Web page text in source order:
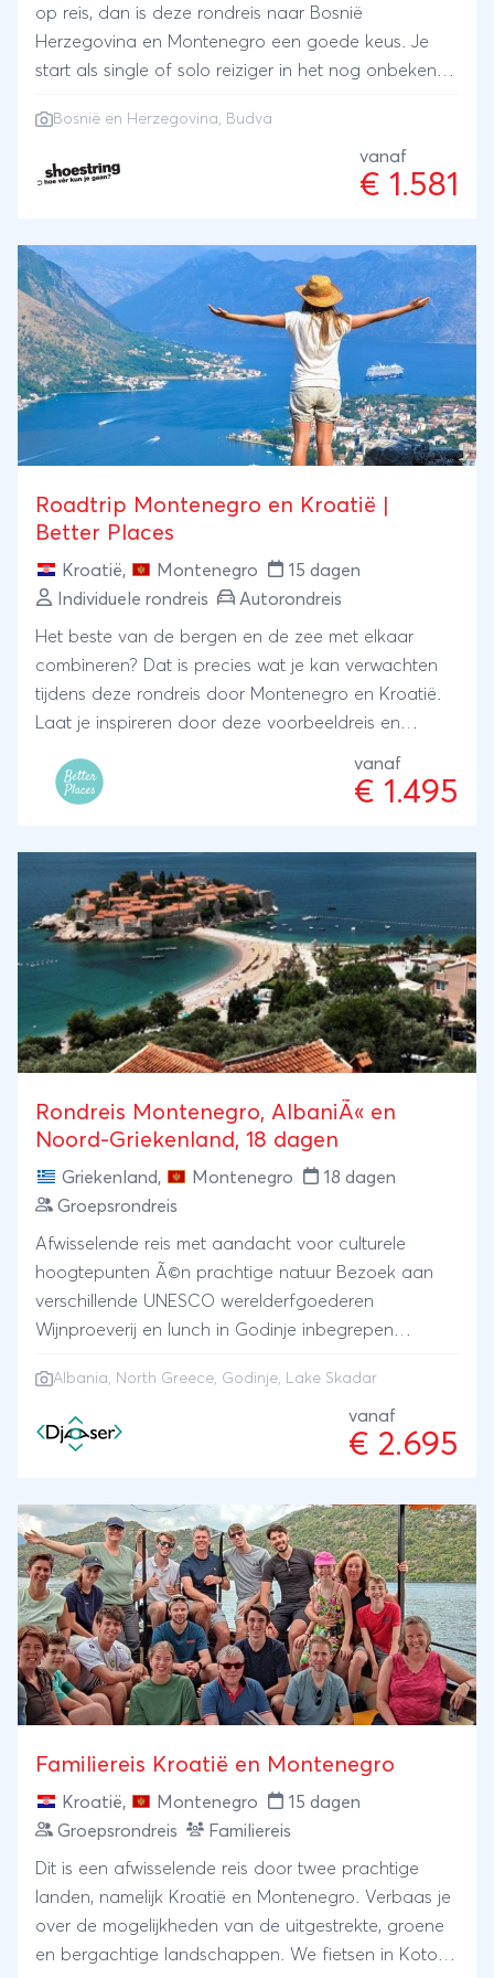
op reis, dan is deze rondreis naar Bosnië
Herzegovina en Montenegro een goede keus. Je
start als single of solo reiziger in het nog onbekende
prachtige bergen en culturele invloeden. Tijdens
deze reis kun je kiezen uit diverse avontuurlijke
excursies zoals canyoning, raften en bergwandelen.
Montenegro, waar je na alle inspanning geniet van
welverdiende rust. De charme van de Balkan laat je
na deze rondreis Bosnië Herzegovina en
Montenegro van 10 dagen niet meer los. Ga als solo
reiziger mee op reis met Shoestring!
Bosnië en Herzegovina, Budva
vanaf
€ 1.581
Roadtrip Montenegro en Kroatië |
Better Places
Kroatië, Montenegro
15 dagen
Individuele rondreis
Autorondreis
Het beste van de bergen en de zee met elkaar
combineren? Dat is precies wat je kan verwachten
tijdens deze rondreis door Montenegro en Kroatië.
Laat je inspireren door deze voorbeeldreis en
Ruud die in Montenegro de echt bijzondere plekken,
excursies en kleinschalige accommodaties weet te
vanaf
€ 1.495
Rondreis Montenegro, AlbaniÃ« en
Noord-Griekenland, 18 dagen
Griekenland, Montenegro
18 dagen
Groepsrondreis
Afwisselende reis met aandacht voor culturele
hoogtepunten Ã©n prachtige natuur Bezoek aan
verschillende UNESCO werelderfgoederen
Wijnproeverij en lunch in Godinje inbegrepen
Albania, North Greece, Godinje, Lake Skadar
vanaf
€ 2.695
Familiereis Kroatië en Montenegro
Kroatië, Montenegro
15 dagen
Groepsrondreis
Familiereis
Dit is een afwisselende reis door twee prachtige
landen, namelijk Kroatië en Montenegro. Verbaas je
over de mogelijkheden van de uitgestrekte, groene
en bergachtige landschappen. We fietsen in Kotor,